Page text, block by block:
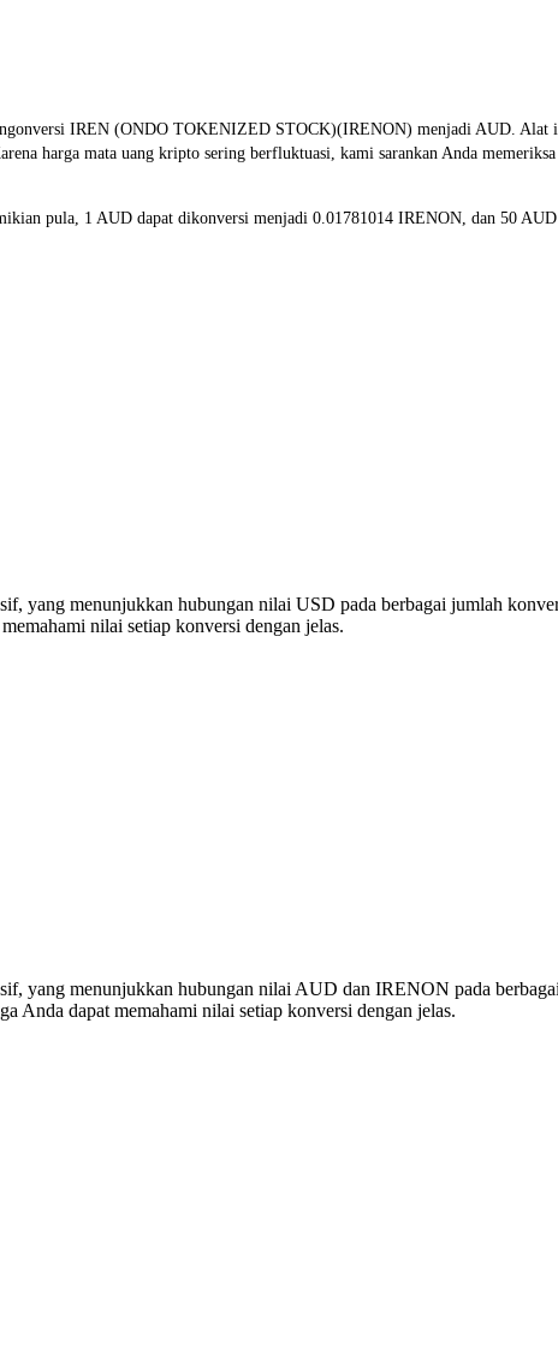
IREN (ONDO TOKENIZED STOCK)(IRENON) menjadi AUD. Alat
harga mata uang kripto sering berfluktuasi, kami sarankan Anda
pula, 1 AUD dapat dikonversi menjadi 0.01781014 IRENON, dan 50
yang menunjukkan hubungan nilai USD pada berbagai jumlah
nilai setiap konversi dengan jelas.
yang menunjukkan hubungan nilai AUD dan IRENON pada
dapat memahami nilai setiap konversi dengan jelas.